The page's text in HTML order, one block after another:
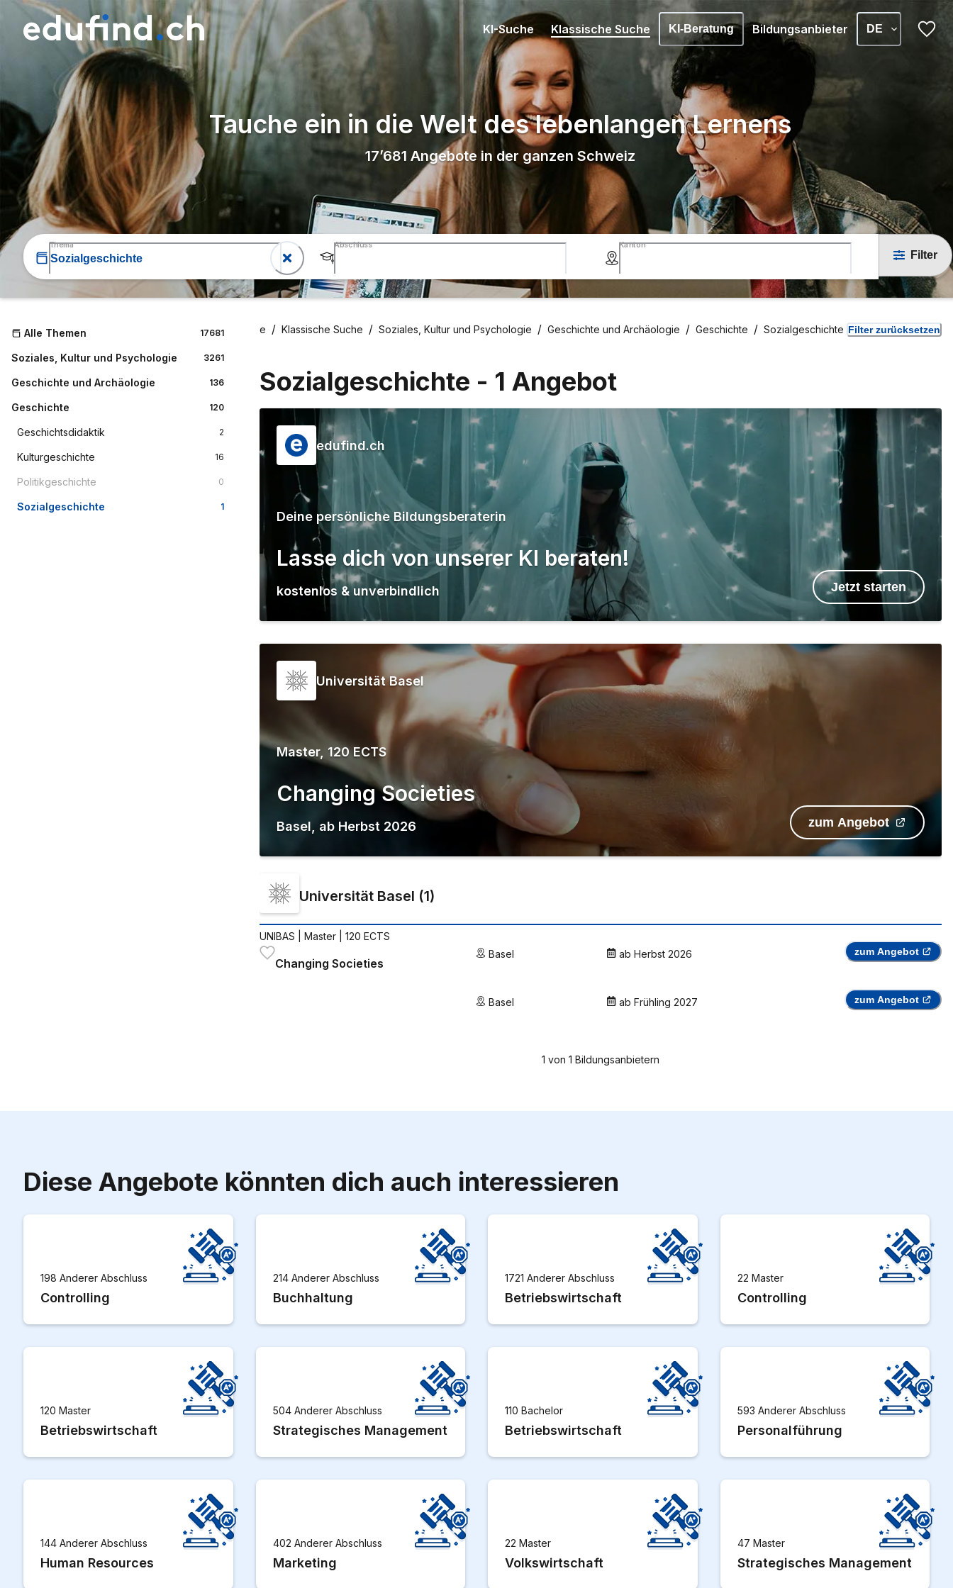
KI-Suche Klassische Suche KI-Beratung Bildungsanbieter DE
Tauche ein in die Welt des lebenlangen Lernens
17’681 Angebote in der ganzen Schweiz
Thema Abschluss Kanton
Filter
Alle Themen 17681
Soziales, Kultur und Psychologie 3261
Geschichte und Archäologie 136
Geschichte 120
Geschichtsdidaktik 2
Kulturgeschichte 16
Politikgeschichte 0
Sozialgeschichte 1
Home Klassische Suche Soziales, Kultur und Psychologie Geschichte und Archäologie Geschichte Sozialgeschichte Filter zurücksetzen
Sozialgeschichte - 1 Angebot
edufind.ch
Deine persönliche Bildungsberaterin
Lasse dich von unserer KI beraten!
kostenlos & unverbindlich Jetzt starten
Universität Basel
Master, 120 ECTS
Changing Societies
Basel ab Herbst 2026 zum Angebot
Universität Basel (1)
UNIBAS | Master | 120 ECTS
Changing Societies
Basel ab Herbst 2026 zum Angebot
Basel ab Frühling 2027 zum Angebot
1 von 1 Bildungsanbietern
Diese Angebote könnten dich auch interessieren
198 Anderer Abschluss
Controlling
214 Anderer Abschluss
Buchhaltung
1721 Anderer Abschluss
Betriebswirtschaft
22 Master
Controlling
120 Master
Betriebswirtschaft
504 Anderer Abschluss
Strategisches Management
110 Bachelor
Betriebswirtschaft
593 Anderer Abschluss
Personalführung
144 Anderer Abschluss
Human Resources
402 Anderer Abschluss
Marketing
22 Master
Volkswirtschaft
47 Master
Strategisches Management